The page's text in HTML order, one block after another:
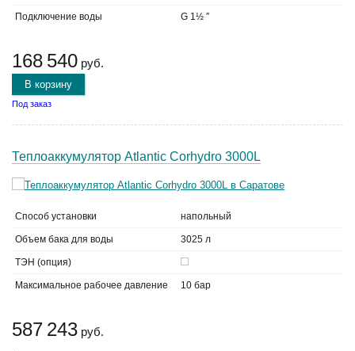
Подключение воды G 1½ ″
168 540 руб.
В корзину
Под заказ
Теплоаккумулятор Atlantic Corhydro 3000L
Способ установки напольный
Объем бака для воды 3025 л
ТЭН (опция)
Максимальное рабочее давление 10 бар
587 243 руб.